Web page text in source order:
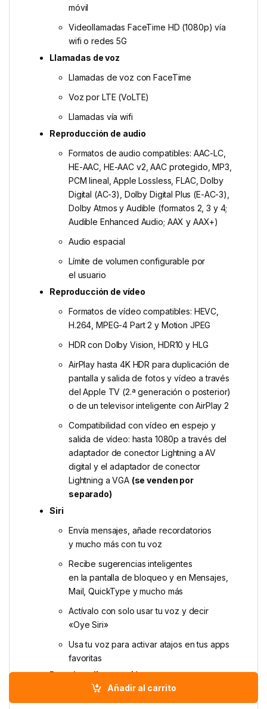
Añadir al carrito
móvil
Videollamadas FaceTime HD (1080p) vía
wifi o redes 5G
Llamadas de voz
Llamadas de voz con FaceTime
Voz por LTE (VoLTE)
Llamadas vía wifi
Reproducción de audio
Formatos de audio compatibles: AAC-LC,
HE-AAC, HE-AAC v2, AAC protegido, MP3,
PCM lineal, Apple Lossless, FLAC, Dolby
Digital (AC-3), Dolby Digital Plus (E-AC-3),
Dolby Atmos y Audible (formatos 2, 3 y 4;
Audible Enhanced Audio; AAX y AAX+)
Audio espacial
Límite de volumen configurable por
el usuario
Reproducción de vídeo
Formatos de vídeo compatibles: HEVC,
H.264, MPEG-4 Part 2 y Motion JPEG
HDR con Dolby Vision, HDR10 y HLG
AirPlay hasta 4K HDR para duplicación de
pantalla y salida de fotos y vídeo a través
del Apple TV (2.ª generación o posterior)
o de un televisor inteligente con AirPlay 2
Compatibilidad con vídeo en espejo y
salida de vídeo: hasta 1080p a través del
adaptador de conector Lightning a AV
digital y el adaptador de conector
Lightning a VGA (se venden por
separado)
Siri
Envía mensajes, añade recordatorios
y mucho más con tu voz
Recibe sugerencias inteligentes
en la pantalla de bloqueo y en Mensajes,
Mail, QuickType y mucho más
Actívalo con solo usar tu voz y decir
«Oye Siri»
Usa tu voz para activar atajos en tus apps
favoritas
Batería y alimentación
Reproducción de vídeo: Hasta 20 horas